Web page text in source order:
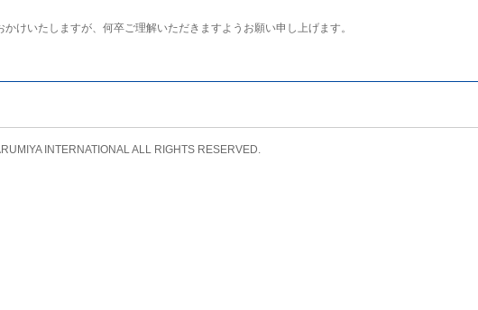
かけいたしますが、何卒ご理解いただきますようお願い申し上げます。